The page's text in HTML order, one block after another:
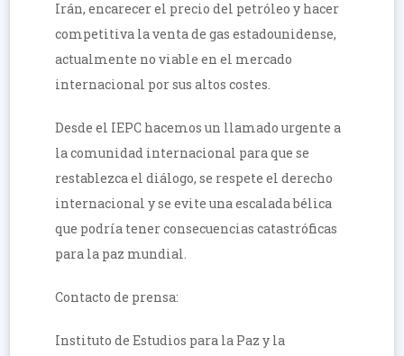
Irán, encarecer el precio del petróleo y hacer
competitiva la venta de gas estadounidense,
actualmente no viable en el mercado
internacional por sus altos costes.
Desde el IEPC hacemos un llamado urgente a
la comunidad internacional para que se
restablezca el diálogo, se respete el derecho
internacional y se evite una escalada bélica
que podría tener consecuencias catastróficas
para la paz mundial.
Contacto de prensa:
Instituto de Estudios para la Paz y la